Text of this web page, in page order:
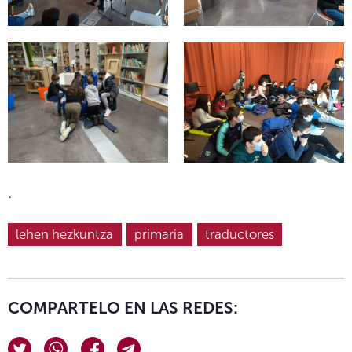
.
lehen hezkuntza primaria traductores
COMPARTELO EN LAS REDES: